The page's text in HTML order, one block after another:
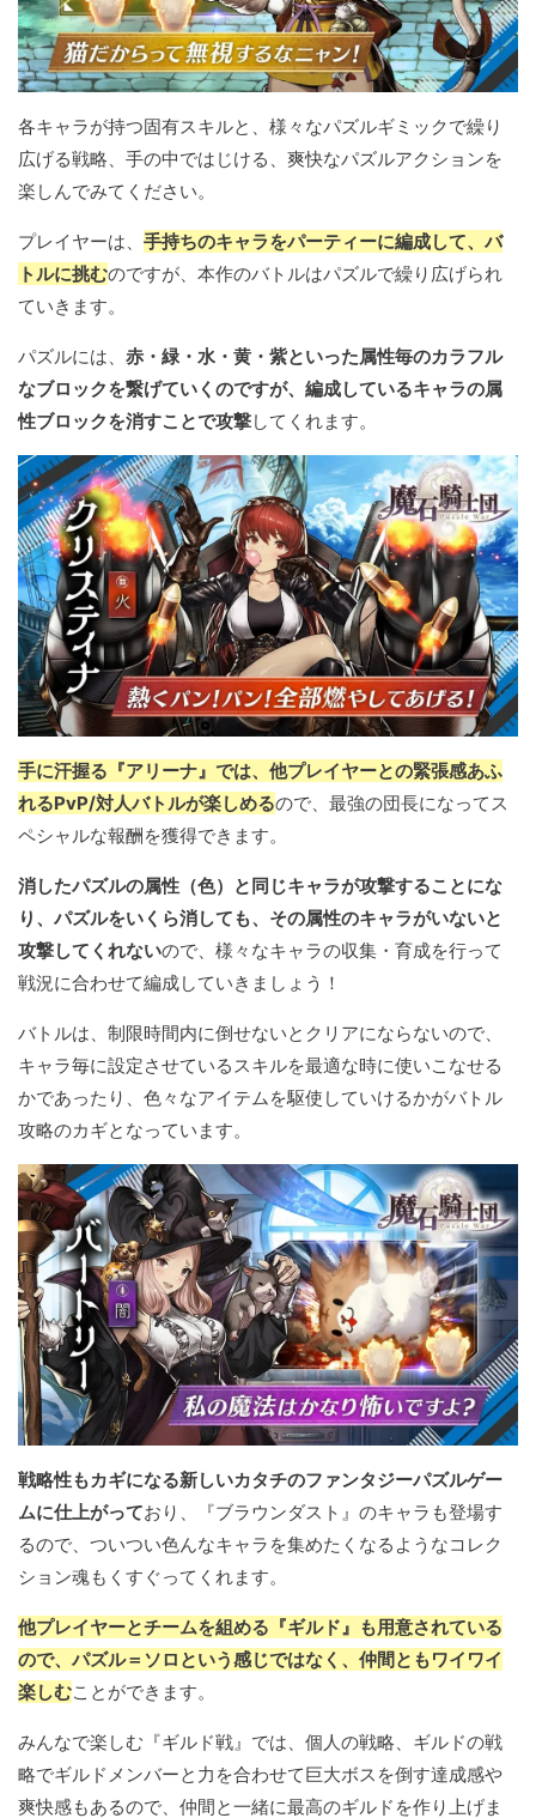
各キャラが持つ固有スキルと、様々なパズルギミックで繰り
広げる戦略、手の中ではじける、爽快なパズルアクションを
楽しんでみてください。
プレイヤーは、 手持ちのキャラをパーティーに編成して、バ
トルに挑むのですが、本作のバトルはパズルで繰り広げられ
ていきます。
パズルには、 赤・緑・水・黄・紫といった属性毎のカラフル
なブロックを繋げていくのですが、編成しているキャラの属
性ブロックを消すことで攻撃してくれます。
手に汗握る『アリーナ』では、他プレイヤーとの緊張感あふ
れるPvP/対人バトルが楽しめるので、最強の団長になってス
ペシャルな報酬を獲得できます。
消したパズルの属性（色）と同じキャラが攻撃することにな
り、パズルをいくら消しても、その属性のキャラがいないと
攻撃してくれないので、様々なキャラの収集・育成を行って
戦況に合わせて編成していきましょう！
バトルは、制限時間内に倒せないとクリアにならないので、
キャラ毎に設定させているスキルを最適な時に使いこなせる
かであったり、色々なアイテムを駆使していけるかがバトル
攻略のカギとなっています。
戦略性もカギになる新しいカタチのファンタジーパズルゲー
ムに仕上がっており、『ブラウンダスト』のキャラも登場す
るので、ついつい色んなキャラを集めたくなるようなコレク
ション魂もくすぐってくれます。
他プレイヤーとチームを組める『ギルド』も用意されている
ので、パズル＝ソロという感じではなく、仲間ともワイワイ
楽しむことができます。
みんなで楽しむ『ギルド戦』では、個人の戦略、ギルドの戦
略でギルドメンバーと力を合わせて巨大ボスを倒す達成感や
爽快感もあるので、仲間と一緒に最高のギルドを作り上げま